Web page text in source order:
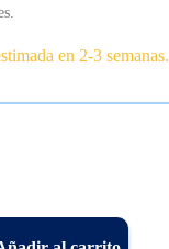
en 2-3 semanas.